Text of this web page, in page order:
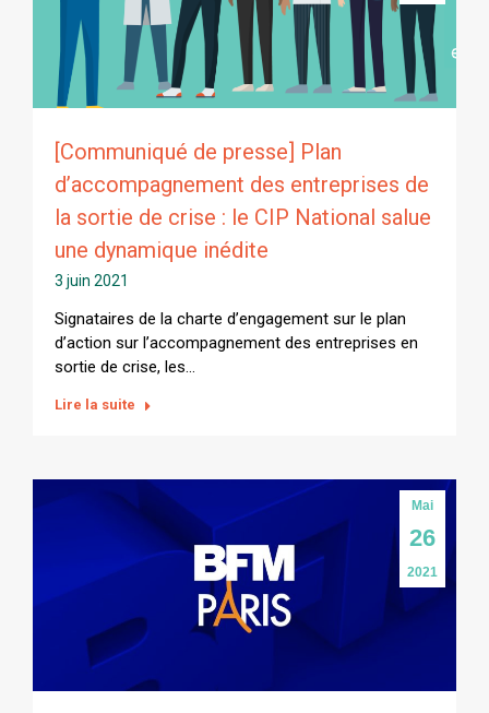
[Communiqué de presse] Plan
d’accompagnement des entreprises de
la sortie de crise : le CIP National salue
une dynamique inédite
3 juin 2021
Signataires de la charte d’engagement sur le plan
d’action sur l’accompagnement des entreprises en
sortie de crise, les…
Lire la suite
Mai
26
2021